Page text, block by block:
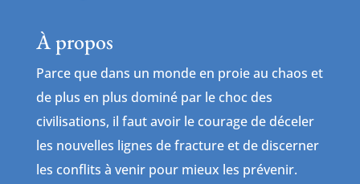
À propos
Parce que dans un monde en proie au chaos et
de plus en plus dominé par le choc des
civilisations, il faut avoir le courage de déceler
les nouvelles lignes de fracture et de discerner
les conflits à venir pour mieux les prévenir.